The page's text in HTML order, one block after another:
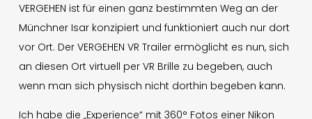
© 1996-2026 Mathis Nitschke. All rights reserved.
VERGEHEN ist für einen ganz bestimmten Weg an der
Münchner Isar konzipiert und funktioniert auch nur dort
vor Ort. Der VERGEHEN VR Trailer ermöglicht es nun, sich
an diesen Ort virtuell per VR Brille zu begeben, auch
wenn man sich physisch nicht dorthin begeben kann.
Ich habe die „Experience“ mit 360° Fotos einer Nikon